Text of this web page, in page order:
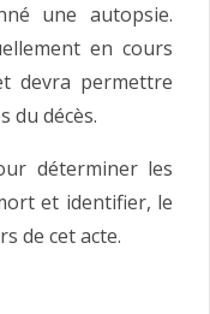
une autopsie.
en cours
devra permettre
du décès.
déterminer les
et identifier, le
de cet acte.